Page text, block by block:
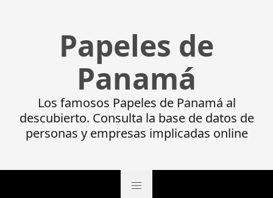
Papeles de
Panamá
Los famosos Papeles de Panamá al
descubierto. Consulta la base de datos de
personas y empresas implicadas online